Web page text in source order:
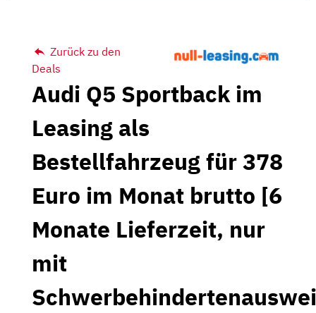
Zurück zu den
Deals
Audi Q5 Sportback im
Leasing als
Bestellfahrzeug für 378
Euro im Monat brutto [6
Monate Lieferzeit, nur
mit